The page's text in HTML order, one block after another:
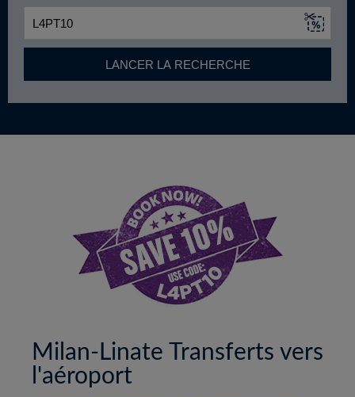
LANCER LA RECHERCHE
Milan-Linate Transferts vers
l'aéroport